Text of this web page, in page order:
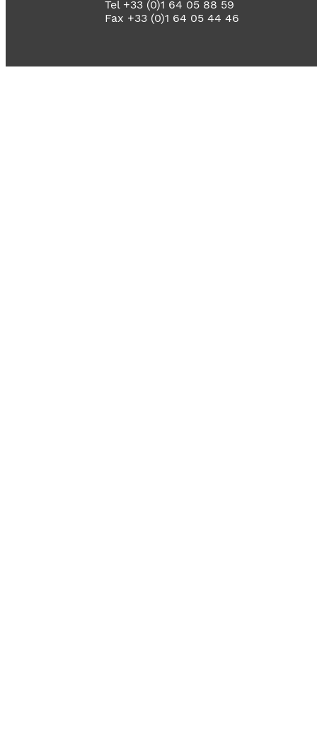
Tel +33 (0)1 64 05 88 59
Fax +33 (0)1 64 05 44 46